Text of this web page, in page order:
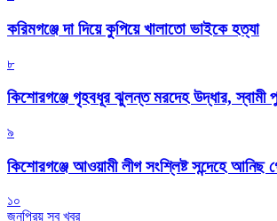
করিমগঞ্জে দা দিয়ে কুপিয়ে খালাতো ভাইকে হত্যা
৮
কিশোরগঞ্জে গৃহবধূর ঝুলন্ত মরদেহ উদ্ধার, স্বামী
৯
কিশোরগঞ্জে আওয়ামী লীগ সংশ্লিষ্ট সন্দেহে আনিছ
১০
জনপ্রিয় সব খবর